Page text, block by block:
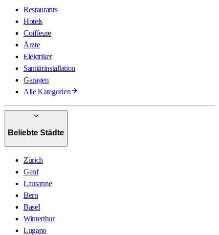
Restaurants
Hotels
Coiffeure
Ärzte
Elektriker
Sanitärinstallation
Garagen
Alle Kategorien
Beliebte Städte
Zürich
Genf
Lausanne
Bern
Basel
Winterthur
Lugano